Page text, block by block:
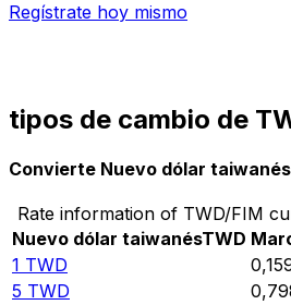
Regístrate hoy mismo
tipos de cambio de
Convierte Nuevo dólar
Rate information of TWD/FIM
Nuevo dólar taiwanésTWD
1 TWD
5 TWD